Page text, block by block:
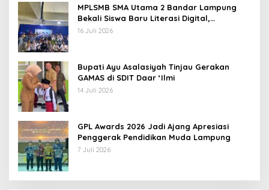
MPLSMB SMA Utama 2 Bandar Lampung
Bekali Siswa Baru Literasi Digital,
Jurnalistik, dan Etika Bermedia Sosial
16 Juli 2026
Bupati Ayu Asalasiyah Tinjau Gerakan
GAMAS di SDIT Daar ‘Ilmi
14 Juli 2026
GPL Awards 2026 Jadi Ajang Apresiasi
Penggerak Pendidikan Muda Lampung
7 Juli 2026